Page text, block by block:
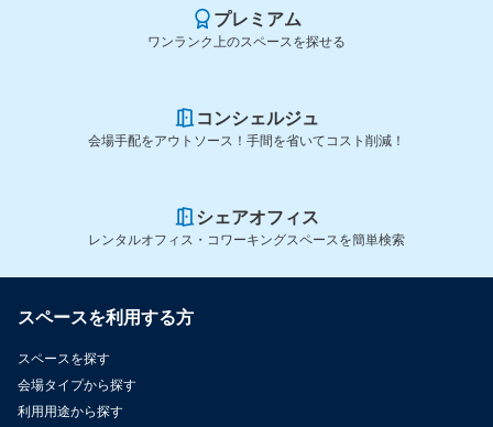
プレミアム
ワンランク上のスペースを探せる
コンシェルジュ
会場手配をアウトソース！手間を省いてコスト削減！
シェアオフィス
レンタルオフィス・コワーキングスペースを簡単検索
スペースを利用する方
スペースを探す
会場タイプから探す
利用用途から探す